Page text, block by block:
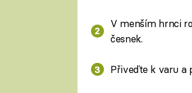
V menším hrnci
česnek.
Přiveďte k varu a